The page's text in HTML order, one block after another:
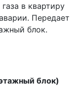
в квартиру
Передает
блок.
блок)